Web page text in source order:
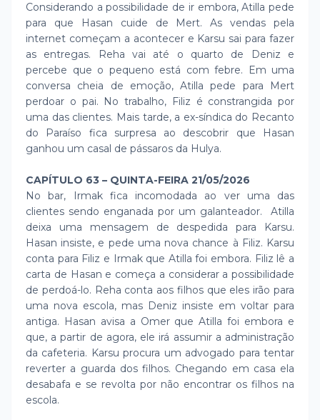
Considerando a possibilidade de ir embora, Atilla pede
para que Hasan cuide de Mert. As vendas pela
internet começam a acontecer e Karsu sai para fazer
as entregas. Reha vai até o quarto de Deniz e
percebe que o pequeno está com febre. Em uma
conversa cheia de emoção, Atilla pede para Mert
perdoar o pai. No trabalho, Filiz é constrangida por
uma das clientes. Mais tarde, a ex-síndica do Recanto
do Paraíso fica surpresa ao descobrir que Hasan
ganhou um casal de pássaros da Hulya.
CAPÍTULO 63 – QUINTA-FEIRA 21/05/2026
No bar, Irmak fica incomodada ao ver uma das
clientes sendo enganada por um galanteador. Atilla
deixa uma mensagem de despedida para Karsu.
Hasan insiste, e pede uma nova chance à Filiz. Karsu
conta para Filiz e Irmak que Atilla foi embora. Filiz lê a
carta de Hasan e começa a considerar a possibilidade
de perdoá-lo. Reha conta aos filhos que eles irão para
uma nova escola, mas Deniz insiste em voltar para
antiga. Hasan avisa a Omer que Atilla foi embora e
que, a partir de agora, ele irá assumir a administração
da cafeteria. Karsu procura um advogado para tentar
reverter a guarda dos filhos. Chegando em casa ela
desabafa e se revolta por não encontrar os filhos na
escola.